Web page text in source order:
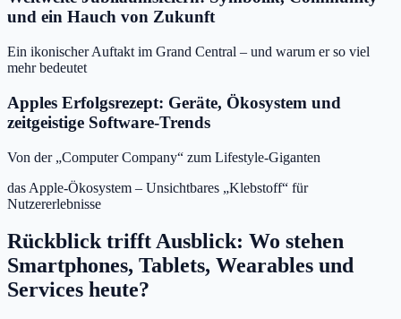
und ein Hauch von Zukunft
Ein ikonischer Auftakt im Grand Central – und warum er so viel
mehr bedeutet
Apples Erfolgsrezept: Geräte, Ökosystem und
zeitgeistige Software-Trends
Von der „Computer Company“ zum Lifestyle-Giganten
das Apple-Ökosystem – Unsichtbares „Klebstoff“ für
Nutzererlebnisse
Rückblick trifft Ausblick: Wo stehen
Smartphones, Tablets, Wearables und
Services heute?